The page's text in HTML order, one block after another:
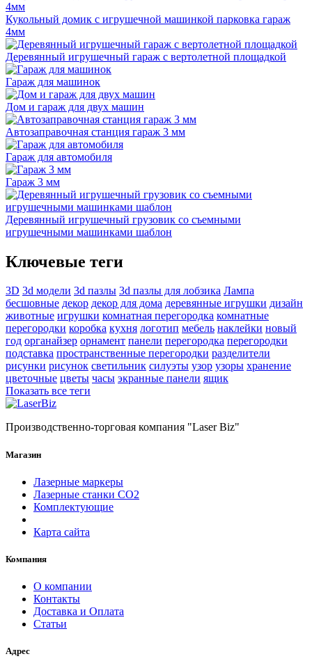
Кукольный домик с игрушечной машинкой парковка гараж
4мм
Деревянный игрушечный гараж с вертолетной площадкой
Гараж для машинок
Дом и гараж для двух машин
Автозаправочная станция гараж 3 мм
Гараж для автомобиля
Гараж 3 мм
Деревянный игрушечный грузовик со съемными
игрушечными машинками шаблон
Ключевые теги
3D 3d модели 3d пазлы 3d пазлы для лобзика Лампа
бесшовные декор декор для дома деревянные игрушки дизайн
животные игрушки комнатная перегородка комнатные
перегородки коробка кухня логотип мебель наклейки новый
год органайзер орнамент панели перегородка перегородки
подставка пространственные перегородки разделители
рисунки рисунок светильник силуэты узор узоры хранение
цветочные цветы часы экранные панели ящик
Показать все теги
Производственно-торговая компания "Laser Biz"
Магазин
Лазерные маркеры
Лазерные станки СО2
Комплектующие
Карта сайта
Компания
О компании
Контакты
Доставка и Оплата
Статьи
Адрес